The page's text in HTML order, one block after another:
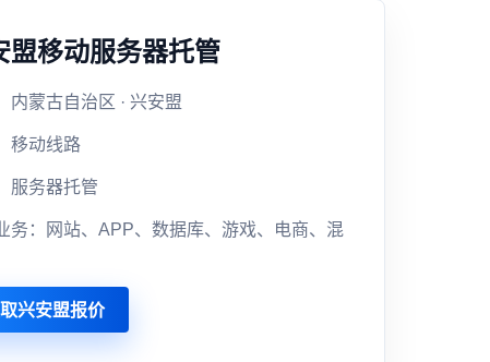
盟移动服务器托管
内蒙古自治区 · 兴安盟
移动线路
服务器托管
务：网站、APP、数据库、游戏、电商、混
兴安盟报价